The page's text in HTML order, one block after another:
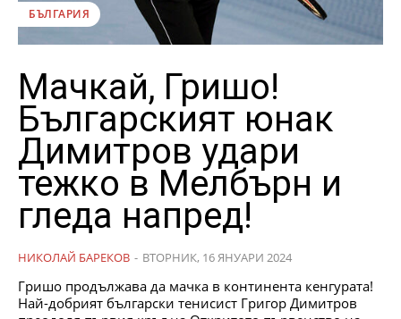
БЪЛГАРИЯ
Мачкай, Гришо!
Българският юнак
Димитров удари
тежко в Мелбърн и
гледа напред!
НИКОЛАЙ БАРЕКОВ - ВТОРНИК, 16 ЯНУАРИ 2024
Гришо продължава да мачка в континента кенгурата!
Най-добрият български тенисист Григор Димитров